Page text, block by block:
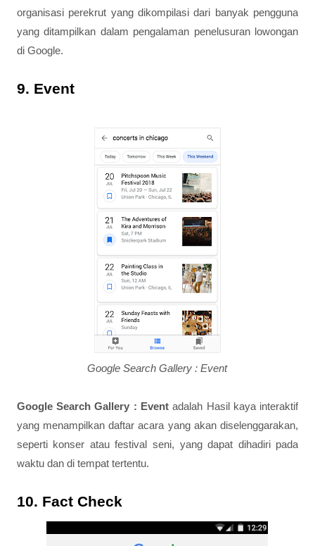
organisasi perekrut yang dikompilasi dari banyak pengguna
yang ditampilkan dalam pengalaman penelusuran lowongan
di Google.
9. Event
Google Search Gallery : Event
Google Search Gallery : Eventadalah Hasil kaya interaktif
yang menampilkan daftar acara yang akan diselenggarakan,
seperti konser atau festival seni, yang dapat dihadiri pada
waktu dan di tempat tertentu.
10. Fact Check